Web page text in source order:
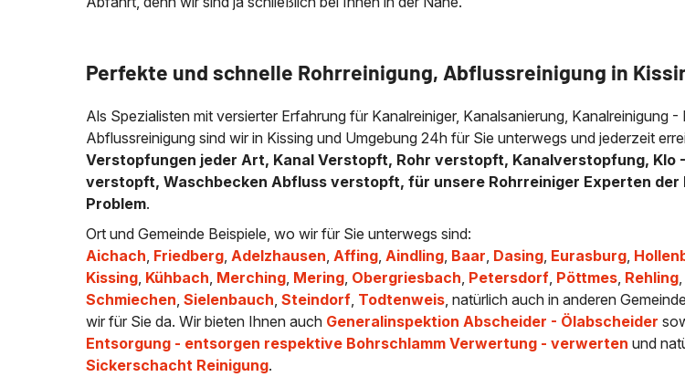
Perfekte und schnelle Rohrreinigung, Abflussreinigung in
Als Spezialisten mit versierter Erfahrung für Kanalreiniger, Kanalsanierung, Kanalreinigung -
Abflussreinigung sind wir in Kissing und Umgebung 24h für Sie unterwegs und jederzeit
Verstopfungen jeder Art, Kanal Verstopft, Rohr verstopft, Kanalverstopfung, Klo
verstopft, Waschbecken Abfluss verstopft, für unsere Rohrreiniger Experten der
Problem.
Ort und Gemeinde Beispiele, wo wir für Sie unterwegs sind:
Aichach, Friedberg,Adelzhausen,Affing,Aindling, Baar, Dasing, Eurasburg,
Kissing, Kühbach, Merching, Mering, Obergriesbach, Petersdorf, Pöttmes, Rehling,
Schmiechen,Sielenbauch,Steindorf, Todtenweis, natürlich auch in anderen
wir für Sie da. Wir bieten Ihnen auch Generalinspektion Abscheider - Ölabscheider
Entsorgung - entsorgen respektive Bohrschlamm Verwertung - verwerten und
Sickerschacht Reinigung.